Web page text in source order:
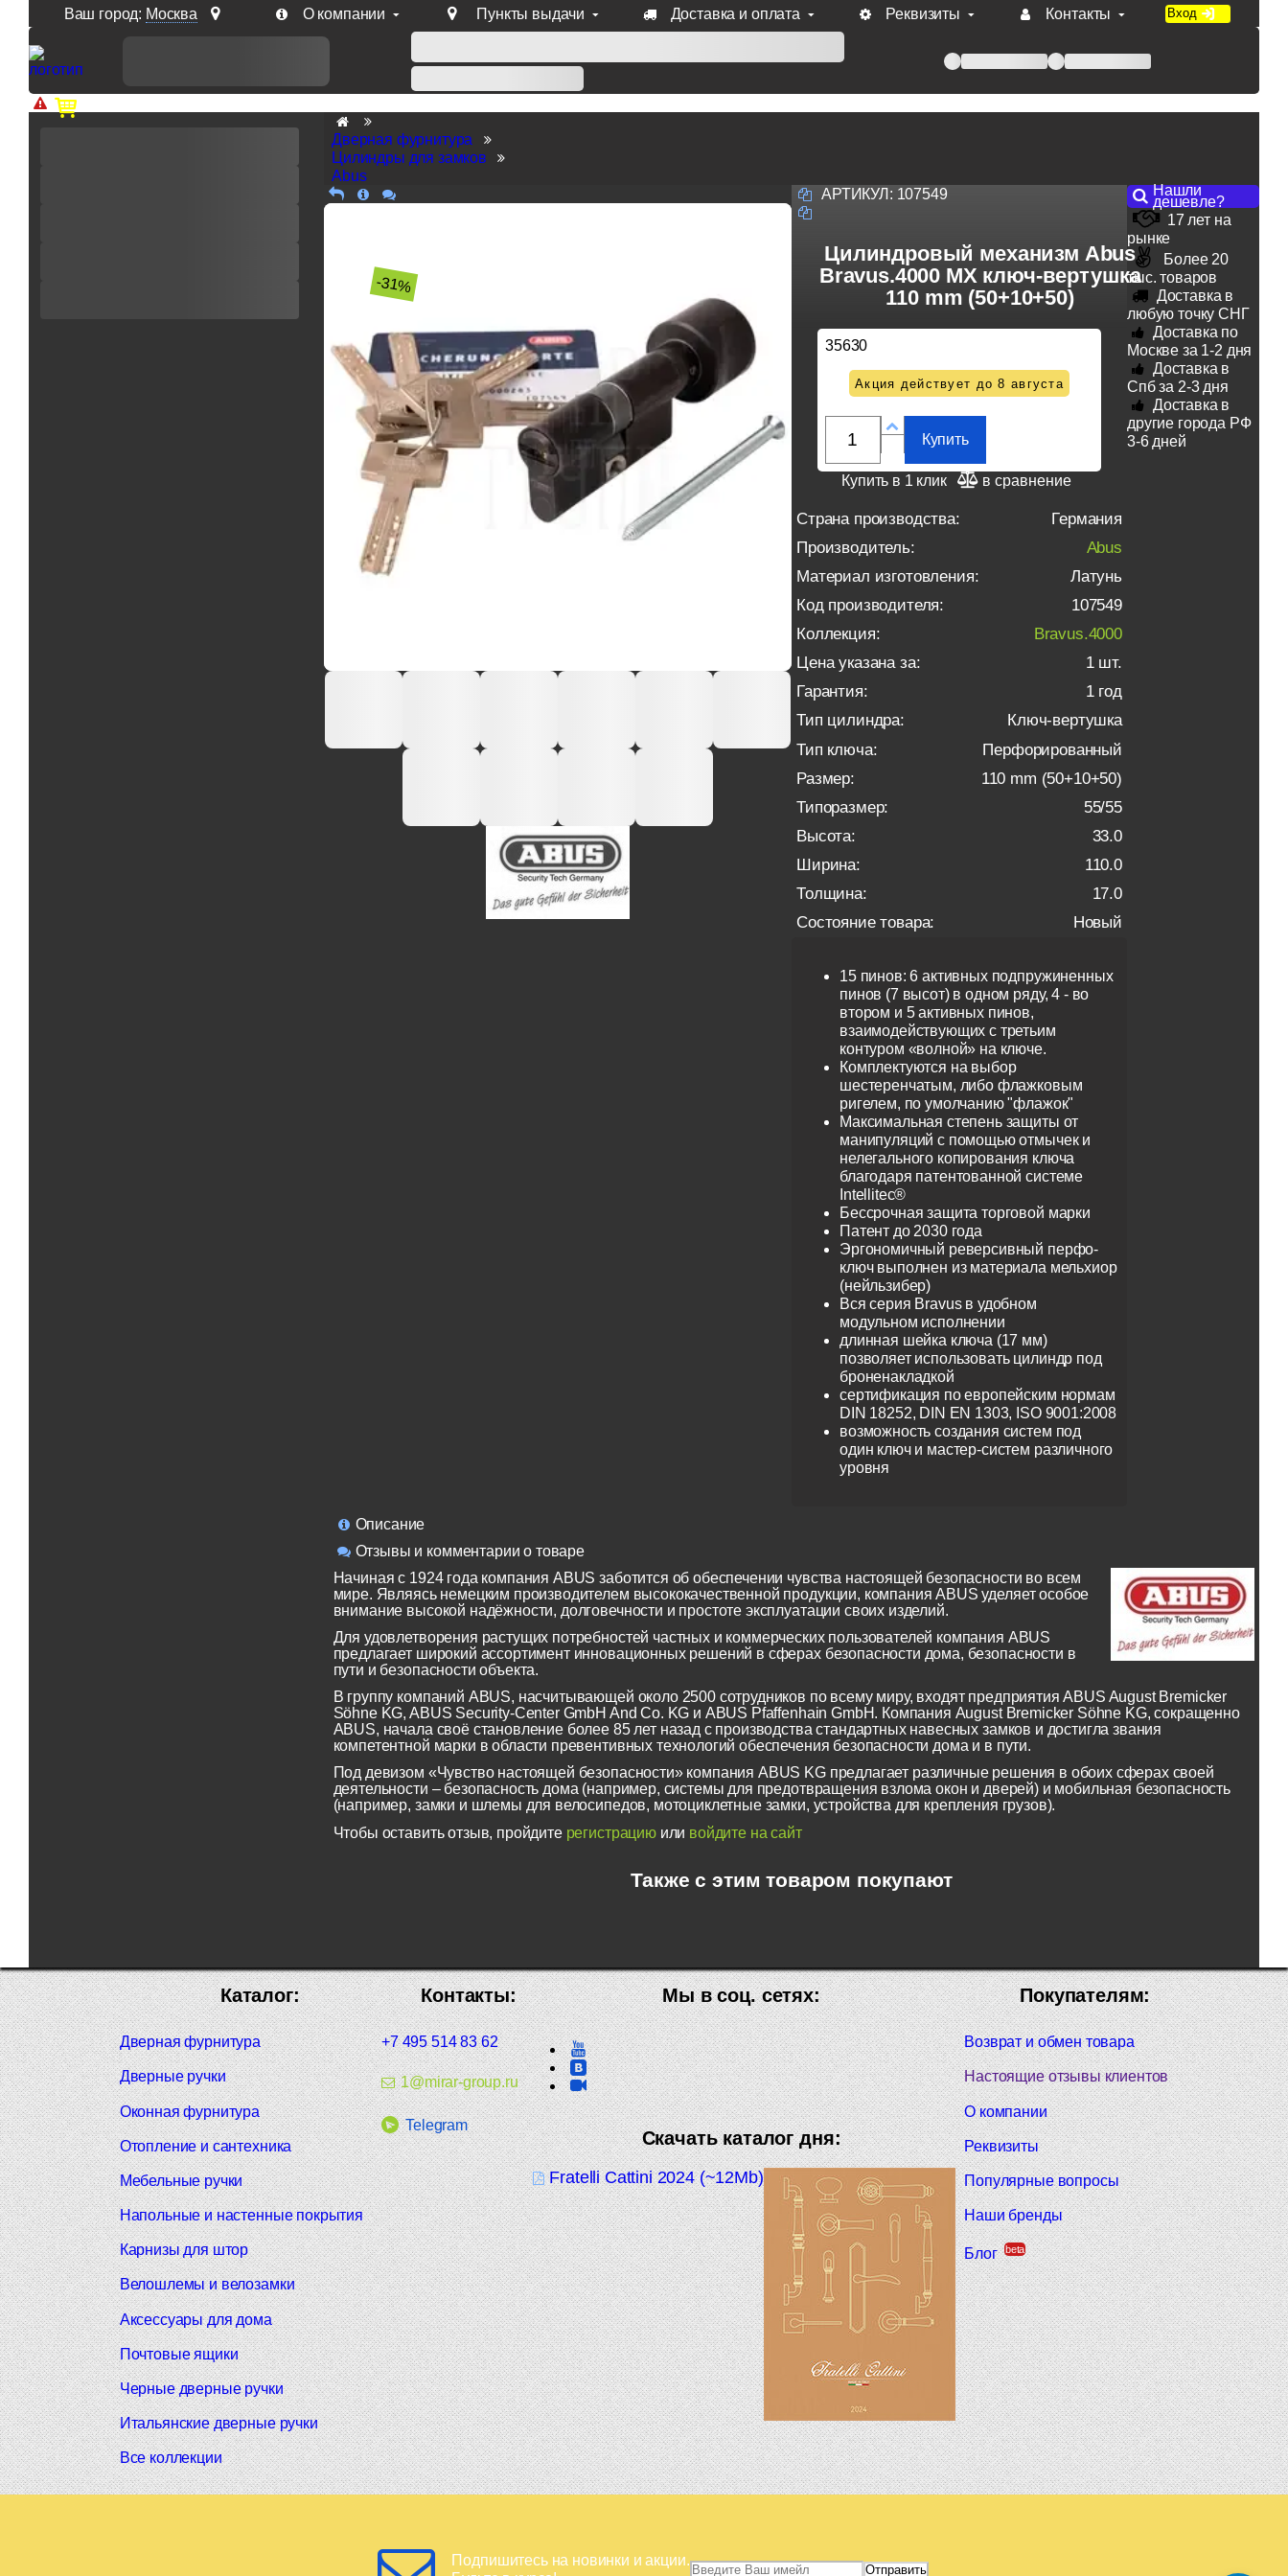
Ваш город: Москва О компании Пункты выдачи Доставка и оплата Реквизиты Контакты Вход
Доп. скидка от цен на сайте 7% при заказе от 50 тыс. руб продукции Venezia, Fratelli, Tupai, Extreza, Melodia, Forme при оплате по счету.
Дверная фурнитура
Цилиндры для замков
Abus
-31%
АРТИКУЛ: 107549
Цилиндровый механизм Abus
Bravus.4000 MX ключ-вертушка
110 mm (50+10+50)
35630
Акция действует до 8 августа
Купить
Купить в 1 клик в сравнение
Страна производства:
Германия
Производитель:
Abus
Материал изготовления:
Латунь
Код производителя:
107549
Коллекция:
Bravus.4000
Цена указана за:
1 шт.
Гарантия:
1 год
Тип цилиндра:
Ключ-вертушка
Тип ключа:
Перфорированный
Размер:
110 mm (50+10+50)
Типоразмер:
55/55
Высота:
33.0
Ширина:
110.0
Толщина:
17.0
Состояние товара:
Новый
15 пинов: 6 активных подпружиненных
пинов (7 высот) в одном ряду, 4 - во
втором и 5 активных пинов,
взаимодействующих с третьим
контуром «волной» на ключе.
Комплектуются на выбор
шестеренчатым, либо флажковым
ригелем, по умолчанию "флажок"
Максимальная степень защиты от
манипуляций с помощью отмычек и
нелегального копирования ключа
благодаря патентованной системе
Intellitec®
Бессрочная защита торговой марки
Патент до 2030 года
Эргономичный реверсивный перфо-
ключ выполнен из материала мельхиор
(нейльзибер)
Вся серия Bravus в удобном
модульном исполнении
длинная шейка ключа (17 мм)
позволяет использовать цилиндр под
броненакладкой
сертификация по европейским нормам
DIN 18252, DIN EN 1303, ISO 9001:2008
возможность создания систем под
один ключ и мастер-систем различного
уровня
Нашли
дешевле?
17 лет на
рынке
Более 20
тыс. товаров
Доставка в
любую точку СНГ
Доставка по
Москве за 1-2 дня
Доставка в
Спб за 2-3 дня
Доставка в
другие города РФ
3-6 дней
Описание
Отзывы и комментарии о товаре
Начиная с 1924 года компания ABUS заботится об обеспечении чувства настоящей безопасности во всем
мире. Являясь немецким производителем высококачественной продукции, компания ABUS уделяет особое
внимание высокой надёжности, долговечности и простоте эксплуатации своих изделий.
Для удовлетворения растущих потребностей частных и коммерческих пользователей компания ABUS
предлагает широкий ассортимент инновационных решений в сферах безопасности дома, безопасности в
пути и безопасности объекта.
В группу компаний ABUS, насчитывающей около 2500 сотрудников по всему миру, входят предприятия ABUS August Bremicker
Söhne KG, ABUS Security-Center GmbH And Co. KG и ABUS Pfaffenhain GmbH. Компания August Bremicker Söhne KG, сокращенно
ABUS, начала своё становление более 85 лет назад с производства стандартных навесных замков и достигла звания
компетентной марки в области превентивных технологий обеспечения безопасности дома и в пути.
Под девизом «Чувство настоящей безопасности» компания ABUS KG предлагает различные решения в обоих сферах своей
деятельности – безопасность дома (например, системы для предотвращения взлома окон и дверей) и мобильная безопасность
(например, замки и шлемы для велосипедов, мотоциклетные замки, устройства для крепления грузов).
Чтобы оставить отзыв, пройдите регистрациюили войдите на сайт
Также с этим товаром покупают
Покупателям:
Возврат и обмен товара
Настоящие отзывы клиентов
О компании
Реквизиты
Популярные вопросы
Наши бренды
Блог beta
Мы в соц. сетях:
Скачать каталог дня:
Fratelli Cattini 2024 (~12Mb)
Контакты:
+7 495 514 83 62
1@mirar-group.ru
Telegram
Каталог:
Дверная фурнитура
Дверные ручки
Оконная фурнитура
Отопление и сантехника
Мебельные ручки
Напольные и настенные покрытия
Карнизы для штор
Велошлемы и велозамки
Аксессуары для дома
Почтовые ящики
Черные дверные ручки
Итальянские дверные ручки
Все коллекции
Подпишитесь на новинки и акции.